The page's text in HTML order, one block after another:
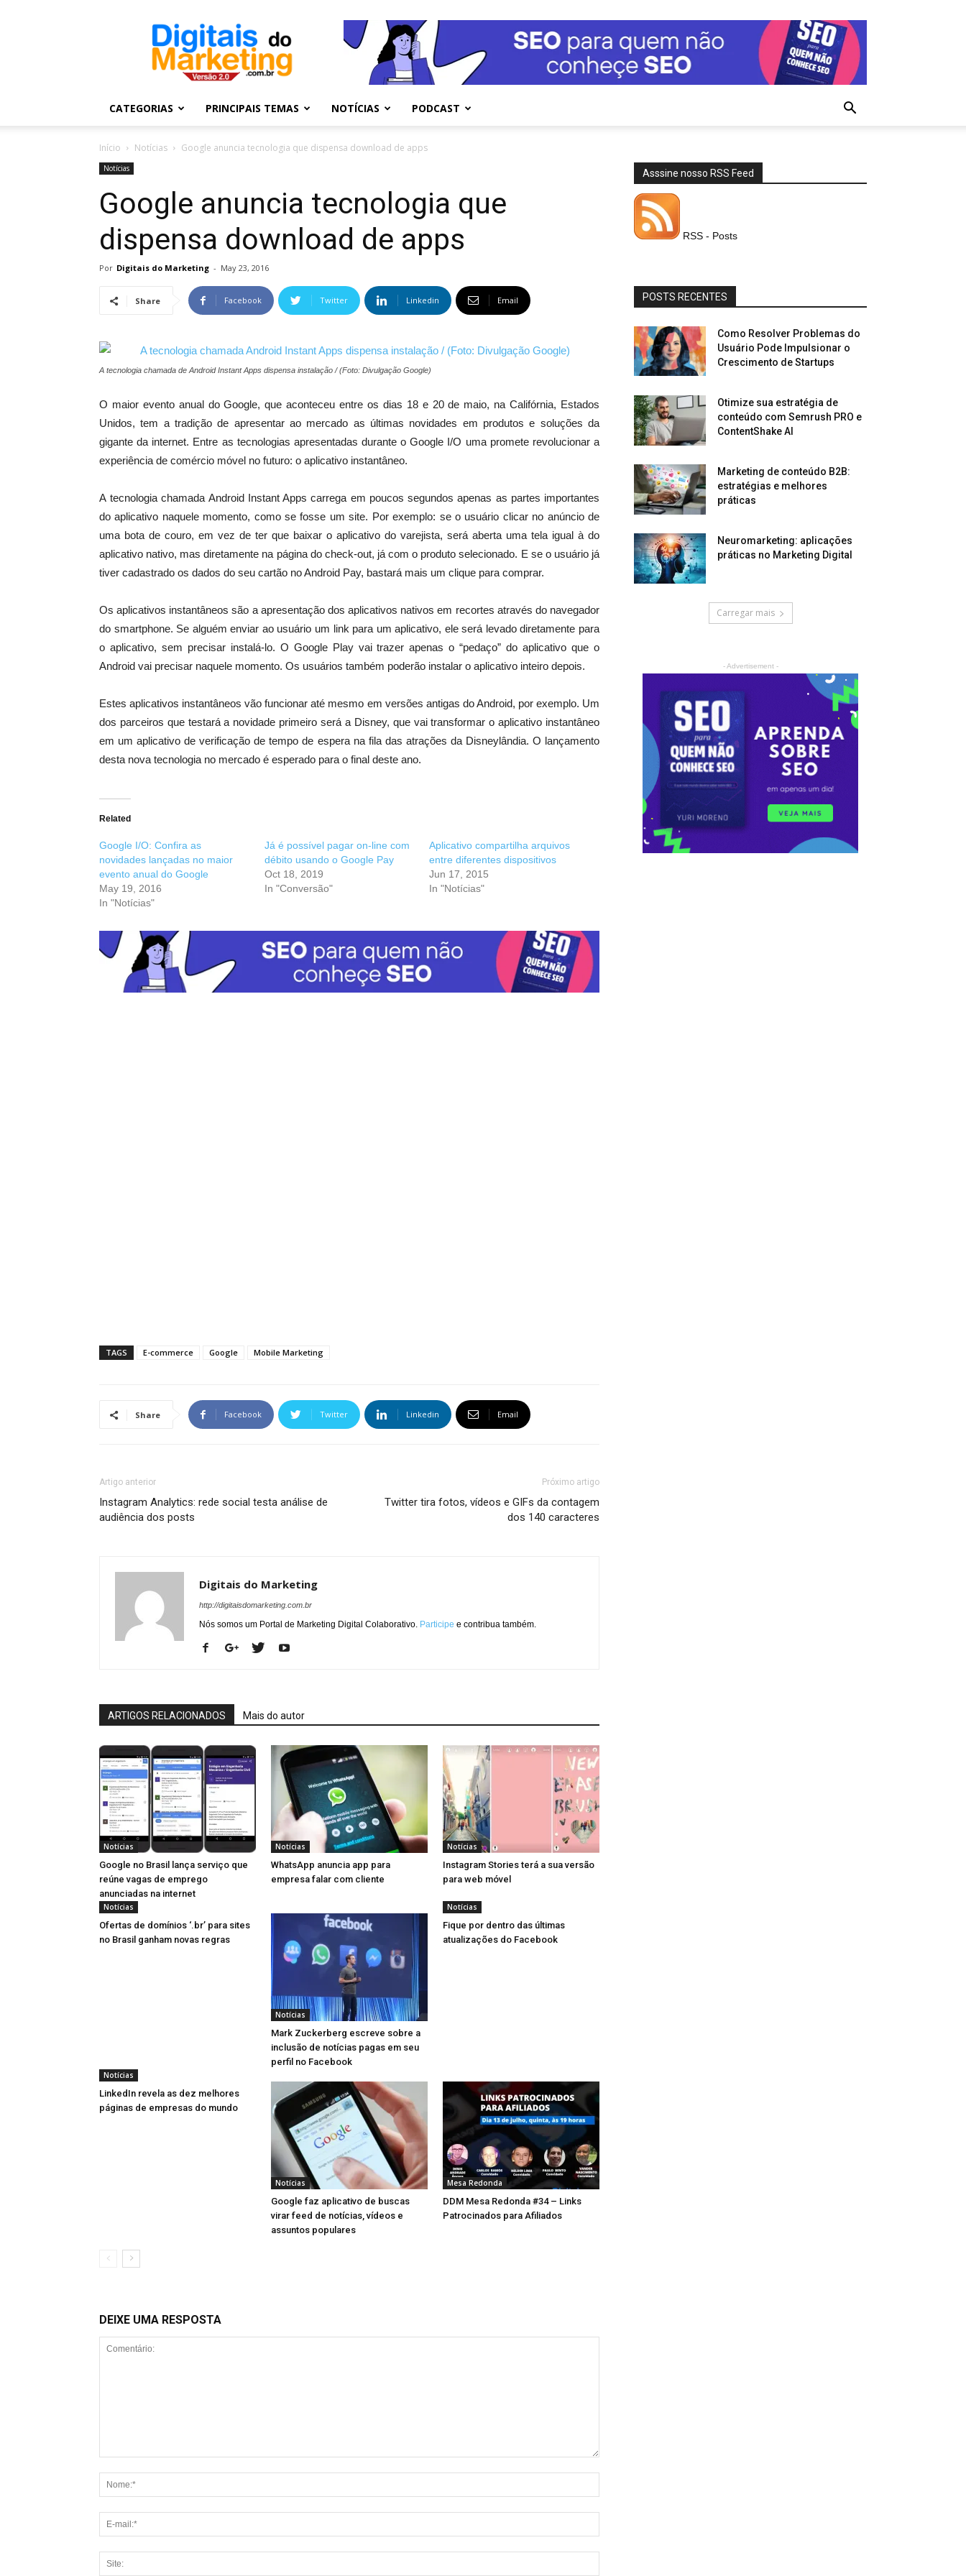
Digitais
Marketing
CATEGORIAS PRINCIPAIS TEMAS NOTÍCIAS PODCAST
Início Notícias Google anuncia tecnologia que dispensa download de apps
Notícias
Google anuncia tecnologia que
dispensa download de apps
Por Digitais do Marketing - May 23, 2016
Share Facebook Twitter Linkedin Email
A tecnologia chamada de Android Instant Apps dispensa instalação / (Foto: Divulgação Google)
O maior evento anual do Google, que aconteceu entre os dias 18 e 20 de maio, na Califórnia, Estados
Unidos, tem a tradição de apresentar ao mercado as últimas novidades em produtos e soluções da
gigante da internet. Entre as tecnologias apresentadas durante o Google I/O uma promete revolucionar a
experiência de comércio móvel no futuro: o aplicativo instantâneo.
A tecnologia chamada Android Instant Apps carrega em poucos segundos apenas as partes importantes
do aplicativo naquele momento, como se fosse um site. Por exemplo: se o usuário clicar no anúncio de
uma bota de couro, em vez de ter que baixar o aplicativo do varejista, será aberta uma tela igual à do
aplicativo nativo, mas diretamente na página do check-out, já com o produto selecionado. E se o usuário já
tiver cadastrado os dados do seu cartão no Android Pay, bastará mais um clique para comprar.
Os aplicativos instantâneos são a apresentação dos aplicativos nativos em recortes através do navegador
do smartphone. Se alguém enviar ao usuário um link para um aplicativo, ele será levado diretamente para
o aplicativo, sem precisar instalá-lo. O Google Play vai trazer apenas o “pedaço” do aplicativo que o
Android vai precisar naquele momento. Os usuários também poderão instalar o aplicativo inteiro depois.
Estes aplicativos instantâneos vão funcionar até mesmo em versões antigas do Android, por exemplo. Um
dos parceiros que testará a novidade primeiro será a Disney, que vai transformar o aplicativo instantâneo
em um aplicativo de verificação de tempo de espera na fila das atrações da Disneylândia. O lançamento
desta nova tecnologia no mercado é esperado para o final deste ano.
Related
Google I/O: Confira as
novidades lançadas no maior
evento anual do Google
May 19, 2016
In "Notícias"
Já é possível pagar on-line com
débito usando o Google Pay
Oct 18, 2019
In "Conversão"
Aplicativo compartilha arquivos
entre diferentes dispositivos
Jun 17, 2015
In "Notícias"
TAGS E-commerce Google Mobile Marketing
Share Facebook Twitter Linkedin Email
Artigo anterior
Instagram Analytics: rede social testa análise de
audiência dos posts
Próximo artigo
Twitter tira fotos, vídeos e GIFs da contagem
dos 140 caracteres
Digitais do Marketing
http://digitaisdomarketing.com.br
Nós somos um Portal de Marketing Digital Colaborativo. Participe e contribua também.
ARTIGOS RELACIONADOS Mais do autor
Notícias
Google no Brasil lança serviço que
reúne vagas de emprego
anunciadas na internet
Notícias
WhatsApp anuncia app para
empresa falar com cliente
Notícias
Instagram Stories terá a sua versão
para web móvel
Notícias
Ofertas de domínios ‘.br’ para sites
no Brasil ganham novas regras
Notícias
Mark Zuckerberg escreve sobre a
inclusão de notícias pagas em seu
perfil no Facebook
Notícias
Fique por dentro das últimas
atualizações do Facebook
Notícias
LinkedIn revela as dez melhores
páginas de empresas do mundo
Notícias
Google faz aplicativo de buscas
virar feed de notícias, vídeos e
assuntos populares
Mesa Redonda
DDM Mesa Redonda #34 – Links
Patrocinados para Afiliados
DEIXE UMA RESPOSTA
Asssine nosso RSS Feed
RSS - Posts
POSTS RECENTES
Como Resolver Problemas do
Usuário Pode Impulsionar o
Crescimento de Startups
Otimize sua estratégia de
conteúdo com Semrush PRO e
ContentShake AI
Marketing de conteúdo B2B:
estratégias e melhores
práticas
Neuromarketing: aplicações
práticas no Marketing Digital
Carregar mais
- Advertisement -